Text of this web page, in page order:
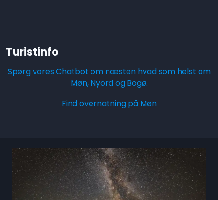
Turistinfo
Spørg vores Chatbot om næsten hvad som helst om
Møn, Nyord og Bogø.
Find overnatning på Møn